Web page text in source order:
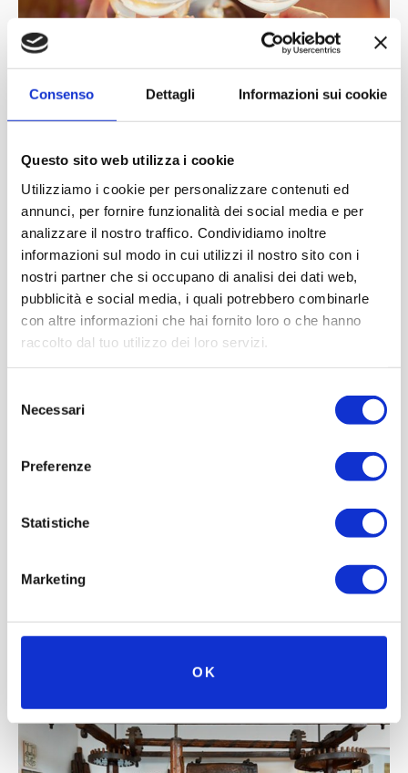
Consenso Dettagli Informazioni sui cookie
Questo sito web utilizza i cookie
Utilizziamo i cookie per personalizzare contenuti ed
annunci, per fornire funzionalità dei social media e per
analizzare il nostro traffico. Condividiamo inoltre
informazioni sul modo in cui utilizzi il nostro sito con i
nostri partner che si occupano di analisi dei dati web,
pubblicità e social media, i quali potrebbero combinarle
con altre informazioni che hai fornito loro o che hanno
raccolto dal tuo utilizzo dei loro servizi.
delNecessari
Preferenze
Statistiche
Marketing
OK
ENOGASTRONOMIA
GO, Galleria Olfattiva, Bardolino
ENOGASTRONOMIA MUSEUM
Olio Extra Vergine di Oliva, Cisano